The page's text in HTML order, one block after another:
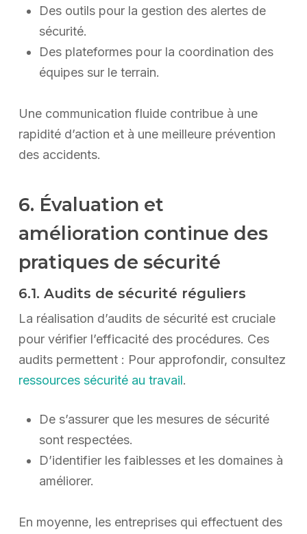
Des outils pour la gestion des alertes de
sécurité.
Des plateformes pour la coordination des
équipes sur le terrain.
Une communication fluide contribue à une
rapidité d’action et à une meilleure prévention
des accidents.
6. Évaluation et
amélioration continue des
pratiques de sécurité
6.1. Audits de sécurité réguliers
La réalisation d’audits de sécurité est cruciale
pour vérifier l’efficacité des procédures. Ces
audits permettent : Pour approfondir, consultez
ressources sécurité au travail.
De s’assurer que les mesures de sécurité
sont respectées.
D’identifier les faiblesses et les domaines à
améliorer.
En moyenne, les entreprises qui effectuent des